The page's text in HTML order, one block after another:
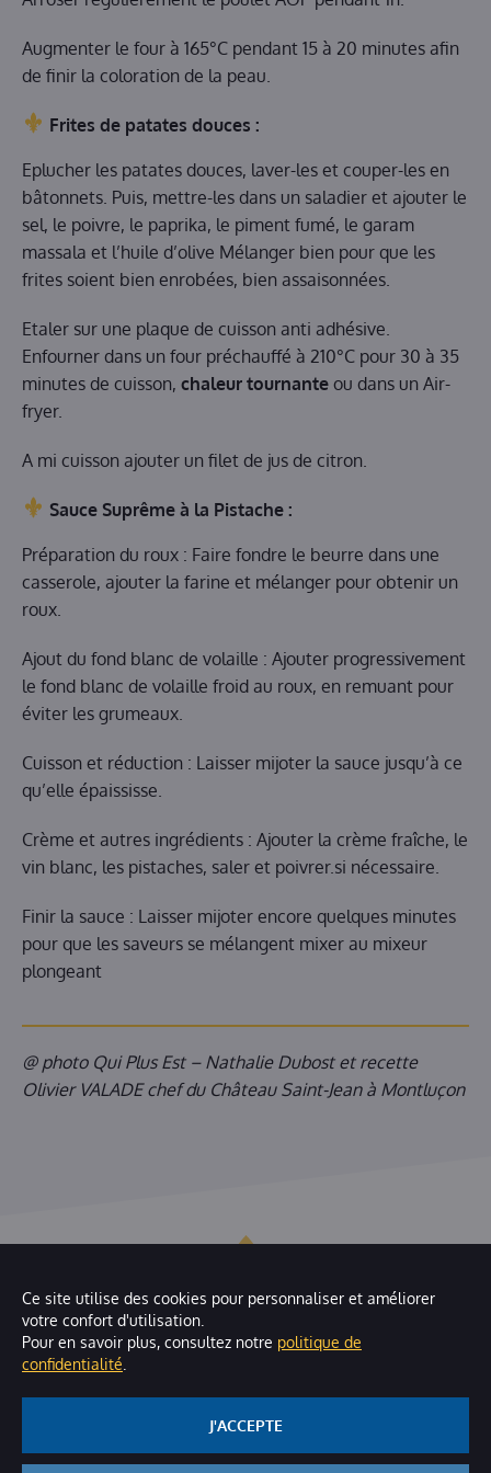
Augmenter le four à 165°C pendant 15 à 20 minutes afin
de finir la coloration de la peau.
Frites de patates douces :
Eplucher les patates douces, laver-les et couper-les en
bâtonnets. Puis, mettre-les dans un saladier et ajouter le
sel, le poivre, le paprika, le piment fumé, le garam
massala et l’huile d’olive Mélanger bien pour que les
frites soient bien enrobées, bien assaisonnées.
Etaler sur une plaque de cuisson anti adhésive.
Enfourner dans un four préchauffé à 210°C pour 30 à 35
minutes de cuisson, chaleur tournante ou dans un Air-
fryer.
A mi cuisson ajouter un filet de jus de citron.
Sauce Suprême à la Pistache :
Préparation du roux : Faire fondre le beurre dans une
casserole, ajouter la farine et mélanger pour obtenir un
roux.
Ajout du fond blanc de volaille : Ajouter progressivement
le fond blanc de volaille froid au roux, en remuant pour
éviter les grumeaux.
Cuisson et réduction : Laisser mijoter la sauce jusqu’à ce
qu’elle épaississe.
Crème et autres ingrédients : Ajouter la crème fraîche, le
vin blanc, les pistaches, saler et poivrer.si nécessaire.
Finir la sauce : Laisser mijoter encore quelques minutes
pour que les saveurs se mélangent mixer au mixeur
plongeant
@ photoQui Plus Est – Nathalie Dubost et recette
Olivier VALADE chef du Château Saint-Jean à Montluçon
Trouvez l'inspiration avec
ces recettes
Ce site utilise des cookies pour personnaliser et améliorer
votre confort d'utilisation.
Pour en savoir plus, consultez notre politique de
confidentialité
J'ACCEPTE